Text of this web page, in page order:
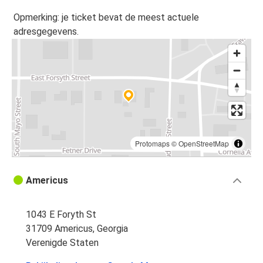
Opmerking: je ticket bevat de meest actuele
adresgegevens.
Protomaps©OpenStreetMap
Americus
1043 E Foryth St
31709 Americus, Georgia
Verenigde Staten